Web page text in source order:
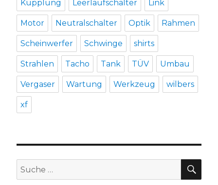
Kupplung Leerlaufschalter Link
Motor Neutralschalter Optik Rahmen
Scheinwerfer Schwinge shirts
Strahlen Tacho Tank TÜV Umbau
Vergaser Wartung Werkzeug wilbers
xf
Suche
nach: